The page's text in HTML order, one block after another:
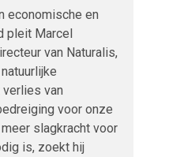
economische en
pleit Marcel
van Naturalis,
verlies van
voor onze
slagkracht voor
is, zoekt hij